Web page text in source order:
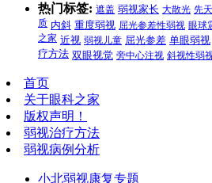
热门标签: 遮盖 弱视家长 大散光 先
质 内斜 重度弱视 屈光参差性弱视 眼球
之家 近视 弱视儿童 屈光参差 单眼弱视
疗方法 双眼视觉 旁中心注视 斜视性弱
首页
关于眼科之家
版权声明！
弱视治疗方法
弱视病例分析
小北弱视康复专题